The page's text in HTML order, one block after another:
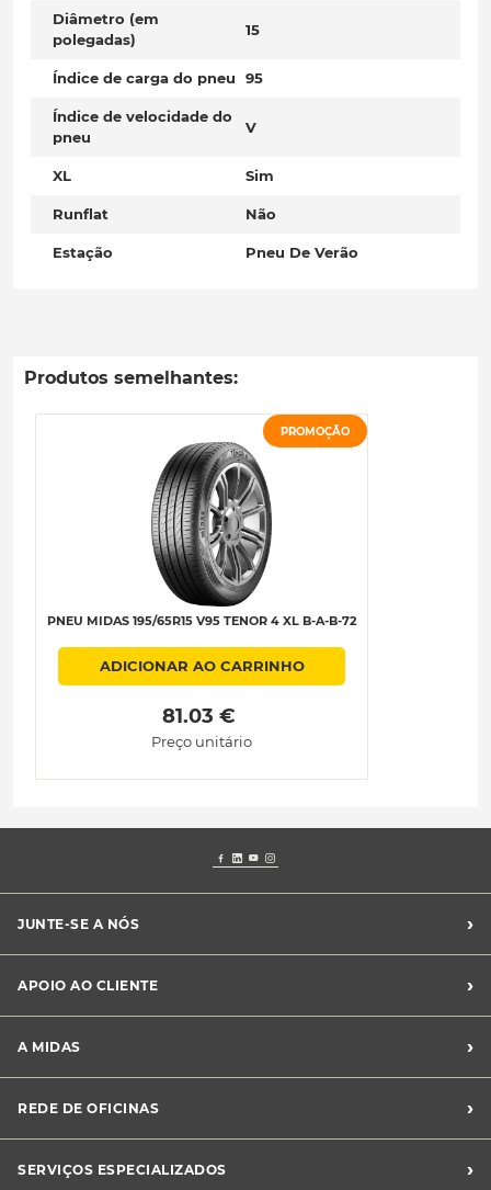
Diâmetro (em
polegadas)
15
Índice de carga do pneu 95
Índice de velocidade do
pneu
V
XL Sim
Runflat Não
Estação Pneu De Verão
Produtos semelhantes:
PROMOÇÃO
PNEU MIDAS 195/65R15 V95 TENOR 4 XL B-A-B-72
ADICIONAR AO CARRINHO
81.03 €
Preço unitário
JUNTE-SE A NÓS ›
Franchising Midas
APOIO AO CLIENTE ›
Livro de Reclamações
Canal de Denúncias
Perguntas Frequentes
A MIDAS ›
Sustentabilidade
Notícias Midas
REDE DE OFICINAS ›
SERVIÇOS ESPECIALIZADOS
›